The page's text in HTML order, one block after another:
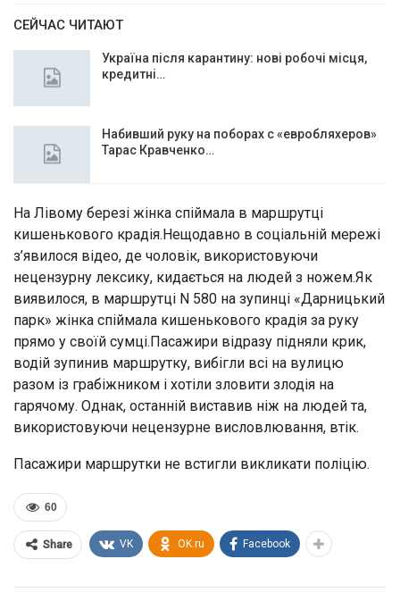
СЕЙЧАС ЧИТАЮТ
Україна після карантину: нові робочі місця,
кредитні…
Набивший руку на поборах с «евробляхеров»
Тарас Кравченко…
На Лівому березі жінка спіймала в маршрутці
кишенькового крадія.Нещодавно в соціальній мережі
з’явилося відео, де чоловік, використовуючи
нецензурну лексику, кидається на людей з ножем.Як
виявилося, в маршрутці N 580 на зупинці «Дарницький
парк» жінка спіймала кишенькового крадія за руку
прямо у своїй сумці.Пасажири відразу підняли крик,
водій зупинив маршрутку, вибігли всі на вулицю
разом із грабіжником і хотіли зловити злодія на
гарячому. Однак, останній виставив ніж на людей та,
використовуючи нецензурне висловлювання, втік.
Пасажири маршрутки не встигли викликати поліцію.
60
Share VK OK.ru Facebook